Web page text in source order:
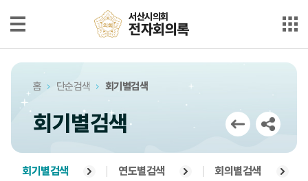
서산시의회
전자회의록
최근회의록
단순검색
상세검색
부록검색
서산시의회
전자회의록
홈 단순검색 회기별검색
회기별검색
회기별검색 연도별검색 회의별검색